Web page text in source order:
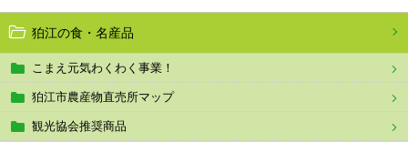
狛江の食・名産品
こまえ元気わくわく事業！
狛江市農産物直売所マップ
観光協会推奨商品